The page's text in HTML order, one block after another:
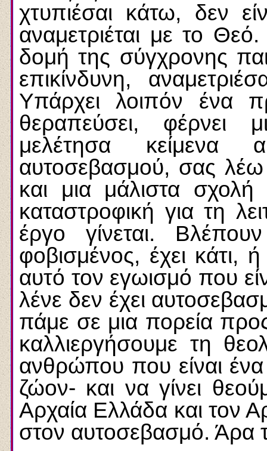
χτυπιέσαι κάτω, δεν
αναμετριέται με το
δομή της σύγχρονης
επικίνδυνη,
Υπάρχει λοιπόν ένα
θεραπεύσει, φέρνει
μελέτησα
αυτοσεβασμού, σας
και μια μάλιστα σχολή
καταστροφική για τη
έργο γίνεται.
φοβισμένος, έχει κάτι,
αυτό τον εγωισμό που
λένε δεν έχει
πάμε σε μια πορεία
καλλιεργήσουμε τη
ανθρώπου που είναι
ζώον- και να γίνει
Αρχαία Ελλάδα και τον
στον αυτοσεβασμό. Άρα